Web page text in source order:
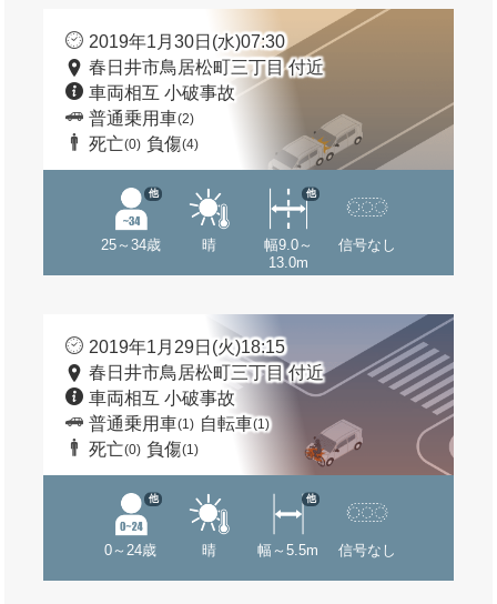
2019年1月30日(水)07:30
春日井市鳥居松町三丁目 付近
車両相互 小破事故
普通乗用車(2)
死亡(0) 負傷(4)
25～34歳
他
晴
幅9.0～
13.0m
他
信号なし
2019年1月29日(火)18:15
春日井市鳥居松町三丁目 付近
車両相互 小破事故
普通乗用車(1) 自転車(1)
死亡(0) 負傷(1)
0～24歳
他
晴 幅～5.5m
他
信号なし